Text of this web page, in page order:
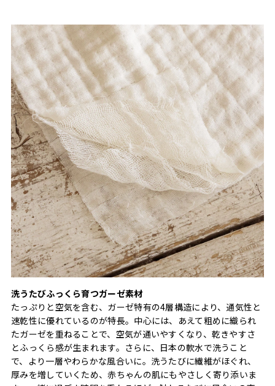
洗うたびふっくら育つガーゼ素材
たっぷりと空気を含む、ガーゼ特有の4層構造により、通気性と
速乾性に優れているのが特長。中心には、あえて粗めに織られ
たガーゼを重ねることで、空気が通いやすくなり、乾きやすさ
とふっくら感が生まれます。さらに、日本の軟水で洗うこと
で、より一層やわらかな風合いに。洗うたびに繊維がほぐれ、
厚みを増していくため、赤ちゃんの肌にもやさしく寄り添いま